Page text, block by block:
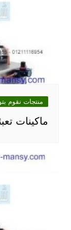
منتجات نقوم
ماكينات